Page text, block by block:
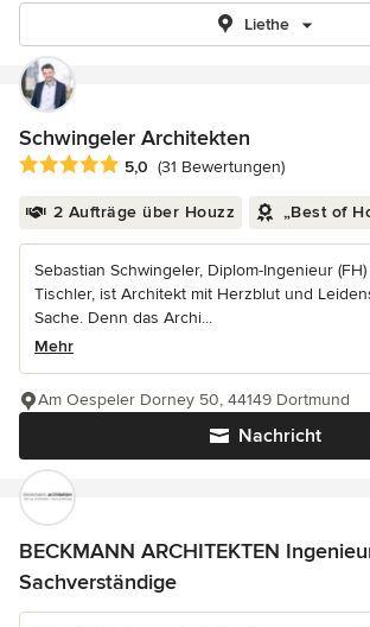
Liethe
Schwingeler Architekten
Durchschnittliche Bewertung: 5 von 5
5,0 (31 Bewertungen)
2 Aufträge über Houzz „Best of
Sebastian Schwingeler, Diplom-Ingenieur
Tischler, ist Architekt mit Herzblut und
Sache. Denn das Archi...
Mehr
Nachricht
Am Oespeler Dorney 50, 44149 Dortmund
BECKMANN ARCHITEKTEN
Sachverständige